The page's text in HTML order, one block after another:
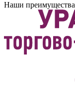
Наши преимущества